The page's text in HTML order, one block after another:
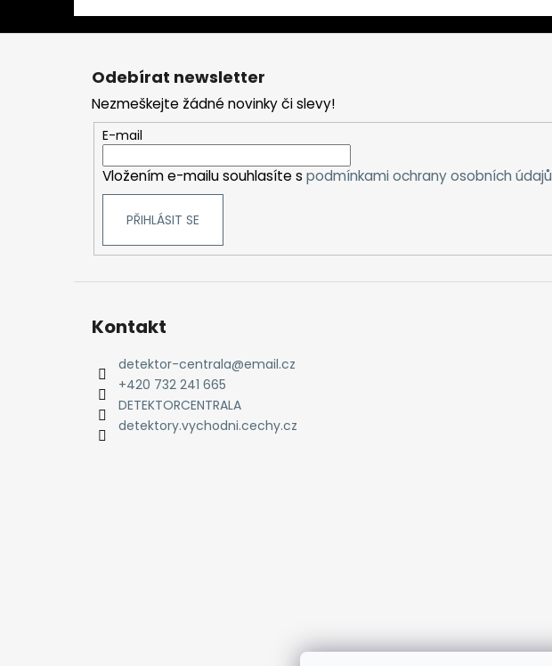
Z
Odebírat newsletter
Nezmeškejte žádné novinky či slevy!
E-mail
Vložením e-mailu souhlasíte s podmínkami ochrany osobních údajů
PŘIHLÁSIT SE
Kontakt
detektor-centrala@email.cz
+420 732 241 665
DETEKTORCENTRALA
detektory.vychodni.cechy.cz